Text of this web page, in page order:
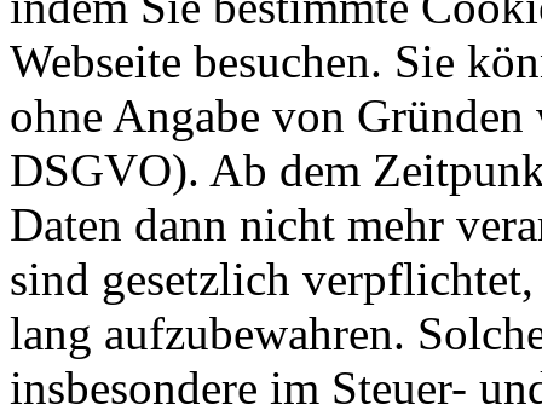
Webseite besuchen. Sie
ohne Angabe von
DSGVO). Ab dem
Daten dann nicht mehr
sind gesetzlich
lang aufzubewahren.
insbesondere im Steuer-